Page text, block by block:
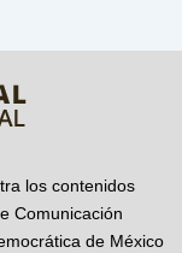
los contenidos
Comunicación
de México